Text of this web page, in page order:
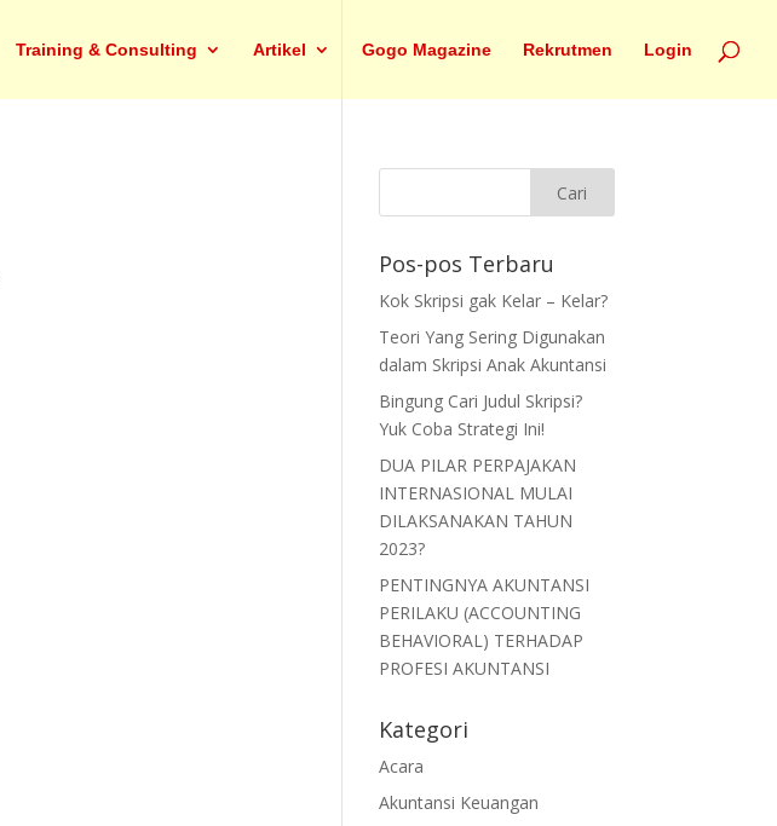
Training & Consulting Artikel Gogo Magazine Rekrutmen Login
Pos-pos Terbaru
Kok Skripsi gak Kelar – Kelar?
Teori Yang Sering Digunakan
dalam Skripsi Anak Akuntansi
Bingung Cari Judul Skripsi?
Yuk Coba Strategi Ini!
DUA PILAR PERPAJAKAN
INTERNASIONAL MULAI
DILAKSANAKAN TAHUN
2023?
PENTINGNYA AKUNTANSI
PERILAKU (ACCOUNTING
BEHAVIORAL) TERHADAP
PROFESI AKUNTANSI
Kategori
Acara
Akuntansi Keuangan